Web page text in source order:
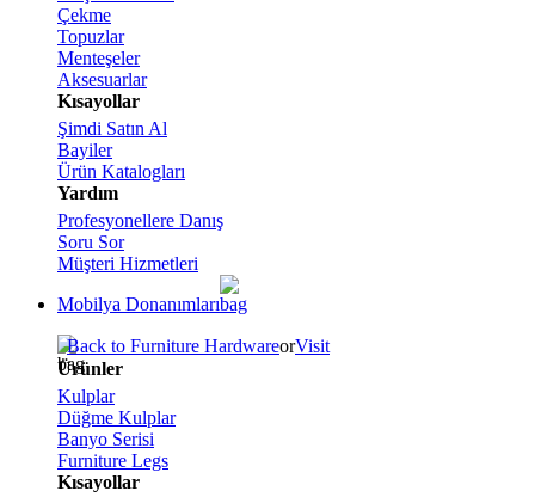
Çekme
Topuzlar
Menteşeler
Aksesuarlar
Kısayollar
Şimdi Satın Al
Bayiler
Ürün Katalogları
Yardım
Profesyonellere Danış
Soru Sor
Müşteri Hizmetleri
Mobilya Donanımları
Back to Furniture HardwareorVisit
Ürünler
Kulplar
Düğme Kulplar
Banyo Serisi
Furniture Legs
Kısayollar